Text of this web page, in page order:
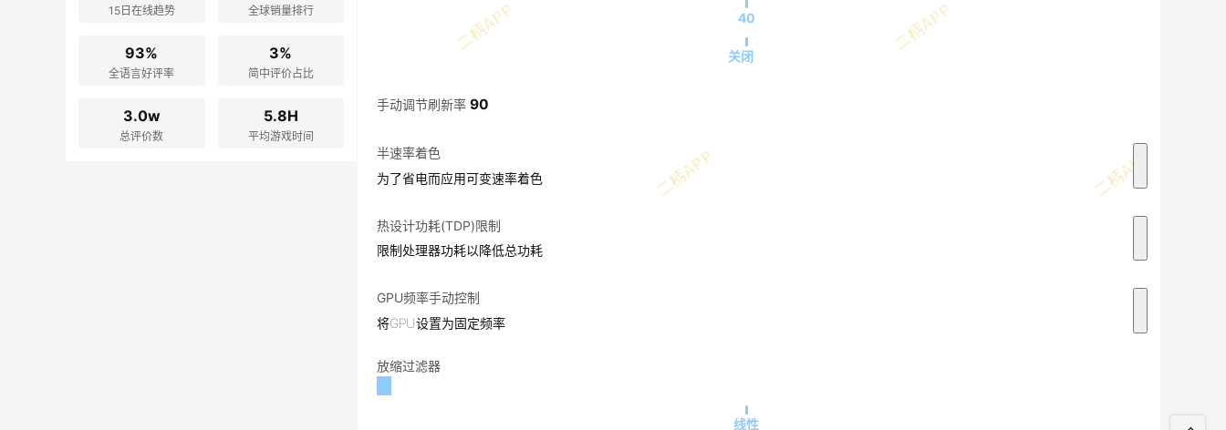
15日在线趋势 全球销量排行
93%
全语言好评率
3%
简中评价占比
3.0w
总评价数
5.8H
平均游戏时间
40
关闭
手动调节刷新率 90
半速率着色
为了省电而应用可变速率着色
热设计功耗(TDP)限制
限制处理器功耗以降低总功耗
GPU频率手动控制
将GPU设置为固定频率
放缩过滤器
线性